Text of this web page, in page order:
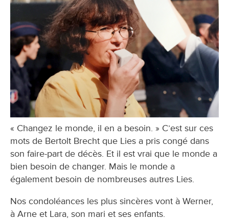
« Changez le monde, il en a besoin. » C’est sur ces
mots de Bertolt Brecht que Lies a pris congé dans
son faire-part de décès. Et il est vrai que le monde a
bien besoin de changer. Mais le monde a
également besoin de nombreuses autres Lies.
Nos condoléances les plus sincères vont à Werner,
à Arne et Lara, son mari et ses enfants.